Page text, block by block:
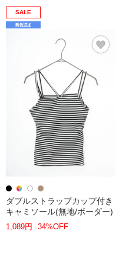
SALE
ダブルストラップカップ付き
キャミソール(無地/ボーダー)
1,089円 34%OFF